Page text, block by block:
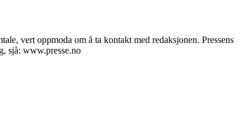
vert oppmoda om å ta kontakt med redaksjonen. Pressens
sjå: www.presse.no